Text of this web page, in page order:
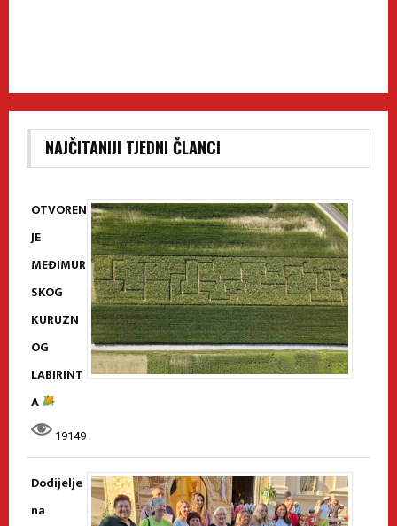
NAJČITANIJI TJEDNI ČLANCI
OTVOREN
JE
MEĐIMUR
SKOG
KURUZN
OG
LABIRINT
A
19149
Dodijelje
na